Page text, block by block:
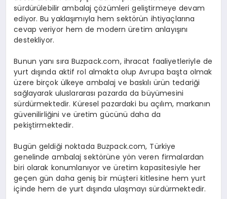
sürdürülebilir ambalaj çözümleri geliştirmeye devam
ediyor. Bu yaklaşımıyla hem sektörün ihtiyaçlarına
cevap veriyor hem de modern üretim anlayışını
destekliyor.
Bunun yanı sıra Buzpack.com, ihracat faaliyetleriyle de
yurt dışında aktif rol almakta olup Avrupa başta olmak
üzere birçok ülkeye ambalaj ve baskılı ürün tedariği
sağlayarak uluslararası pazarda da büyümesini
sürdürmektedir. Küresel pazardaki bu açılım, markanın
güvenilirliğini ve üretim gücünü daha da
pekiştirmektedir.
Bugün geldiği noktada Buzpack.com, Türkiye
genelinde ambalaj sektörüne yön veren firmalardan
biri olarak konumlanıyor ve üretim kapasitesiyle her
geçen gün daha geniş bir müşteri kitlesine hem yurt
içinde hem de yurt dışında ulaşmayı sürdürmektedir.